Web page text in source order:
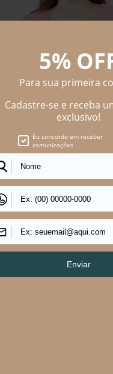
PLUS SIZE PEREQUÊ
x R$ sem juros